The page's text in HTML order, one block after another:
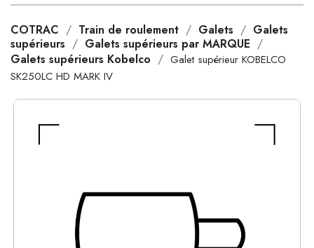
COTRAC Train de roulement Galets
Galets
supérieurs
Galets supérieurs par MARQUE
Galets supérieurs Kobelco
Galet supérieur KOBELCO
SK250LC HD MARK IV